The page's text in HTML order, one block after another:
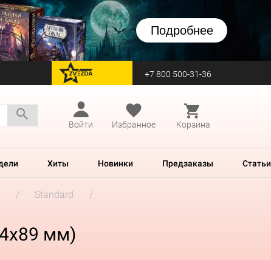
Подробнее
перейти на Zvezda +7 800 500-31-36
Войти
Избранное Корзина
Хиты Новинки Предзаказы Статьи
Standard
мм)